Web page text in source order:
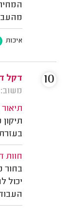
איכות
דקל
משוב: 06/09/2020
חוות
בחור
יכול
10